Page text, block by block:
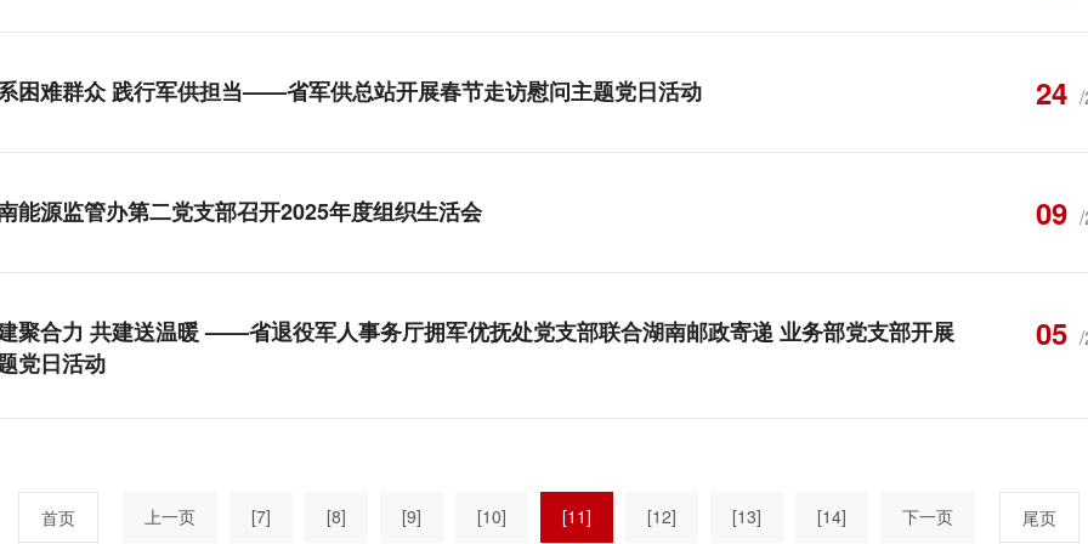
困难群众 践行军供担当——省军供总站开展春节走访慰问主题党日活动 24
能源监管办第二党支部召开2025年度组织生活会 09
聚合力 共建送温暖 ——省退役军人事务厅拥军优抚处党支部联合湖南邮政寄递 业务部党支部开展
党日活动
05
首页 上一页 [7] [8] [9] [10] [11] [12] [13] [14] 下一页 尾页